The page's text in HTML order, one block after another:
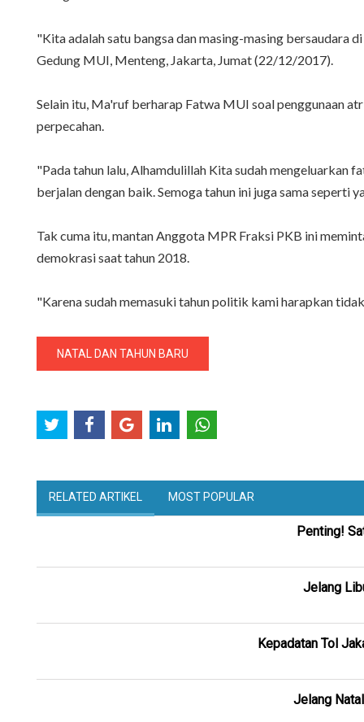
"Kita adalah satu bangsa dan masing-masing bersaudara
Gedung MUI, Menteng, Jakarta, Jumat (22/12/2017).
Selain itu, Ma'ruf berharap Fatwa MUI soal penggunaan
perpecahan.
"Pada tahun lalu, Alhamdulillah Kita sudah mengeluarkan
berjalan dengan baik. Semoga tahun ini juga sama seperti
Tak cuma itu, mantan Anggota MPR Fraksi PKB ini
demokrasi saat tahun 2018.
"Karena sudah memasuki tahun politik kami harapkan
NATAL DAN TAHUN BARU
RELATED ARTIKEL MOST POPULAR
Penting!
Jelang
Kepadatan Tol
Jelang